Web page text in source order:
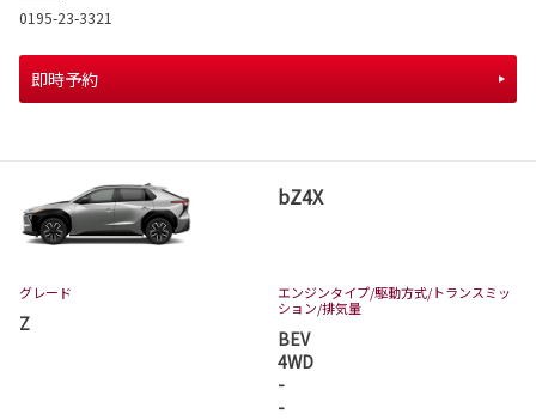
0195-23-3321
即時予約
bZ4X
グレード
Z
エンジンタイプ/駆動方式/トランスミッ
ション/排気量
BEV
4WD
-
-